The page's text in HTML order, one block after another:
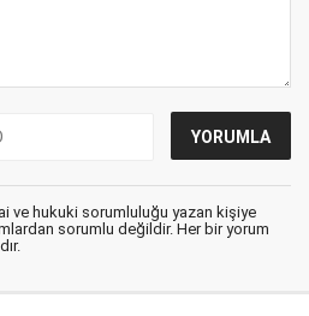
ve hukuki sorumluluğu yazan kişiye
sorumlu değildir. Her bir yorum